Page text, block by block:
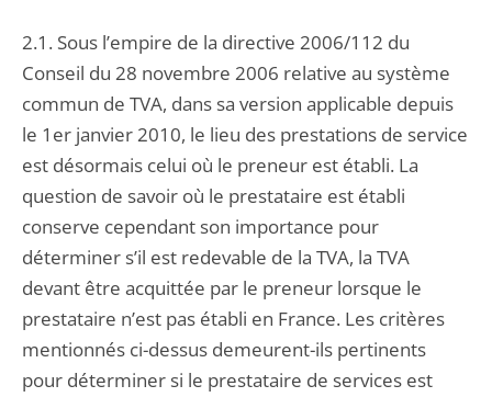
2.1. Sous l’empire de la directive 2006/112 du
Conseil du 28 novembre 2006 relative au système
commun de TVA, dans sa version applicable depuis
le 1er janvier 2010, le lieu des prestations de service
est désormais celui où le preneur est établi. La
question de savoir où le prestataire est établi
conserve cependant son importance pour
déterminer s’il est redevable de la TVA, la TVA
devant être acquittée par le preneur lorsque le
prestataire n’est pas établi en France. Les critères
mentionnés ci-dessus demeurent-ils pertinents
pour déterminer si le prestataire de services est